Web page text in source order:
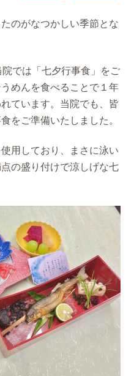
のがなつかしい季節とな
院では「七夕行事食」をご
めんを食べることで１年
ています。当院でも、皆
をご準備いたしました。
用しており、まさに泳い
の盛り付けで涼しげな七